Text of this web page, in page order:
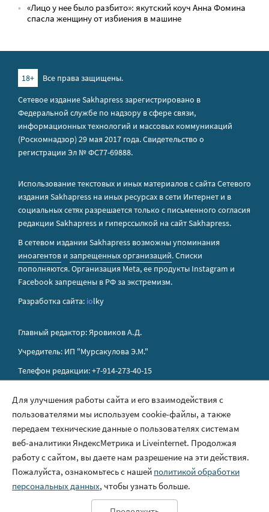
«Лицо у нее было разбито»: якутский коуч Анна Фомина
спасла женщину от избиения в машине
18+
Все права защищены.
Сетевое издание Sakhapress зарегистрировано в
Федеральной службе по надзору в сфере связи,
информационных технологий и массовых коммуникаций
(Роскомнадзор) 29 мая 2017 года. Свидетельство о
регистрации Эл № ФС77-69888.
Использование текстовых и иных материалов с сайта Сетевого
издания Sakhapress на иных ресурсах в сети Интернет и в
социальных сетях разрешается только с письменного согласия
редакции Sakhapress и гиперссылкой на сайт Sakhapress.
В сетевом издании Sakhapress возможны упоминания
иноагентов и запрещенных организаций. Списки
пополняются. Организация Metа, ее продукты Instagram и
Facebook запрещены в РФ за экстремизм.
Разработка сайта: iolky
Главный редактор: Яровиков А.Д.
Учредитель: ИП "Мурсакулова Э.М."
Телефон редакции: +7-914-273-40-15
Правила сайта
Политика обработки персональных данных
Размещение рекламы
Контакты
Для улучшения работы сайта и его взаимодействия с
пользователями мы используем cookie-файлы, а также
передаем технические данные о пользователях системам
веб-аналитики ЯндексМетрика и Liveinternet. Продолжая
работу с сайтом, вы даете нам разрешение на эти действия.
Пожалуйста, ознакомьтесь с нашей политикой обработки
персональных данных, чтобы узнать больше.